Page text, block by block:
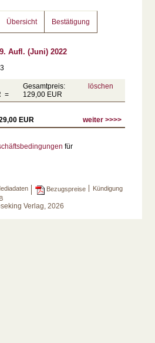
Übersicht Bestätigung
Aufl. (Juni) 2022
=
Gesamtpreis:
129,00 EUR
löschen
EUR weiter >>>>
für
Bezugspreise
Kündigung
Verlag, 2026